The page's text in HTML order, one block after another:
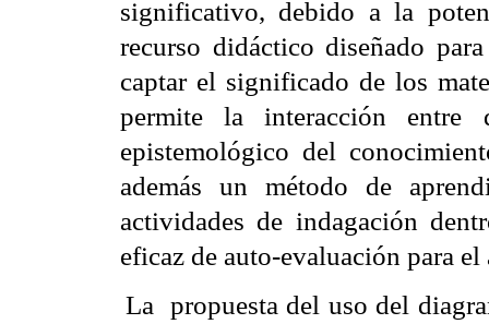
significativo, debido a la
recurso didáctico diseñado
captar el significado de los
permite la interacción entre
epistemológico del
además un método de
actividades de indagación
eficaz de auto-evaluación para
La propuesta del uso del